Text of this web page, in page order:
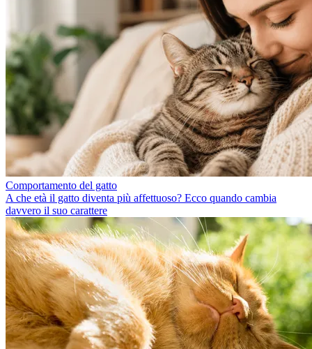
Comportamento del gatto
A che età il gatto diventa più affettuoso? Ecco quando cambia
davvero il suo carattere